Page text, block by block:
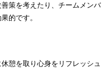
策を考えたり、チームメンバ
的です。
憩を取り心身をリフレッシュ